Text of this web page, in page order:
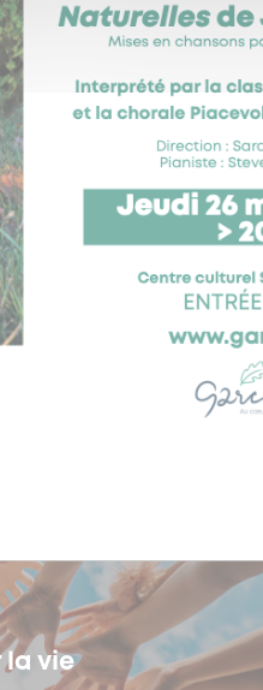
la vie